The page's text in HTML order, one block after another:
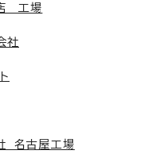
工場
社
名古屋工場